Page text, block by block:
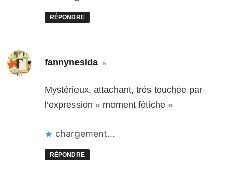
RÉPONDRE
fannynesida dit :
à
Mystérieux, attachant, très touchée par
l’expression « moment fétiche »
chargement…
RÉPONDRE